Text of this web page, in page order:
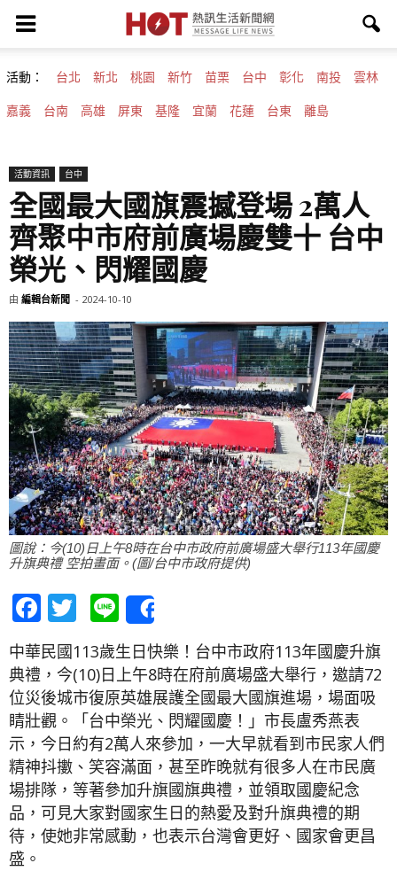
活動： 台北 新北 桃園 新竹 苗栗 台中 彰化 南投 雲林
嘉義 台南 高雄 屏東 基隆 宜蘭 花蓮 台東 離島
活動資訊 台中
全國最大國旗震撼登場 2萬人
齊聚中市府前廣場慶雙十 台中
榮光、閃耀國慶
由 編輯台新聞 - 2024-10-10
圖說：今(10)日上午8時在台中市政府前廣場盛大舉行113年國慶
升旗典禮 空拍畫面。(圖/台中市政府提供)
Facebook
Twitter
Line
中華民國113歲生日快樂！台中市政府113年國慶升旗
典禮，今(10)日上午8時在府前廣場盛大舉行，邀請72
位災後城市復原英雄展護全國最大國旗進場，場面吸
睛壯觀。「台中榮光、閃耀國慶！」市長盧秀燕表
示，今日約有2萬人來參加，一大早就看到市民家人們
精神抖擻、笑容滿面，甚至昨晚就有很多人在市民廣
場排隊，等著參加升旗國旗典禮，並領取國慶紀念
品，可見大家對國家生日的熱愛及對升旗典禮的期
待，使她非常感動，也表示台灣會更好、國家會更昌
盛。